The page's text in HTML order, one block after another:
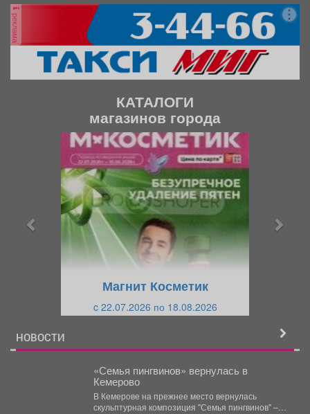
реклама
КАТАЛОГИ
магазинов города
Магнит Косметик
c 22.07.2026 по 18.08.2026
НОВОСТИ
«Семья пингвинов» вернулась в
Кемерово
В Кемерове на прежнее место вернулась
скульптурная композиция "Семья пингвинов" –